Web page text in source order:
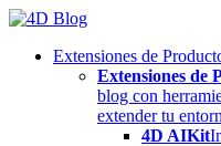
Skip
contentExtensiones de
Extensiones de
blog con
extender tu
4D AIKit